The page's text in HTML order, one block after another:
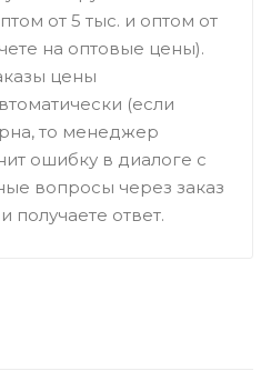
от 5 тыс. и оптом от
на оптовые цены).
цены
(если
то менеджер
ошибку в диалоге с
вопросы через заказ
получаете ответ.